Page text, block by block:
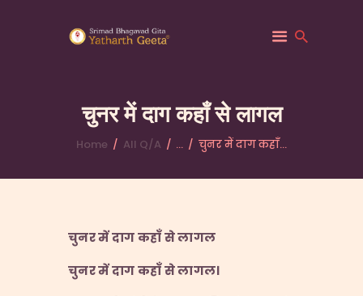
चुनर में दाग कहाँ से लागल
Home All Q/A ... चुनर में दाग कहाँ...
HOME
CONTACT US
चुनर में दाग कहाँ से लागल
चुनर में दाग कहाँ से लागल।